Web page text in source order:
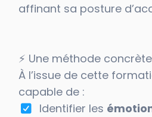
affinant sa posture
⚡️ Une méthode
À l’issue de cette
capable de :
Identifier les